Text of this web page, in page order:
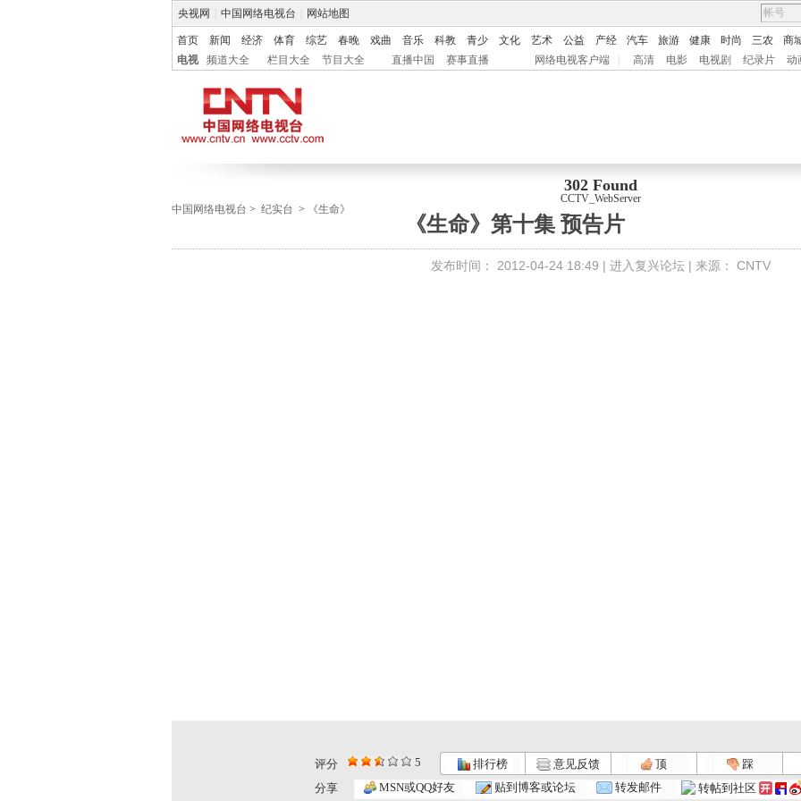
央视网 中国网络电视台 网站地图
首页 新闻 经济 体育 综艺 春晚 戏曲 音乐 科教 青少 文化 艺术 公益 产经 汽车 旅游 健康 时尚 三农
商
电视
频道大全 栏目大全 节目大全 直播中国 赛事直播 网络电视客户端 高清 电影 电视剧 纪录片 动
302 Found
CCTV_WebServer
中国网络电视台 > 纪实台 > 《生命》
《生命》第十集 预告片
发布时间： 2012-04-24 18:49 | 进入复兴论坛 | 来源： CNTV
评分 5 排行榜 意见反馈 顶
踩
分享
MSN或QQ好友 贴到博客或论坛 转发邮件 转帖到社区